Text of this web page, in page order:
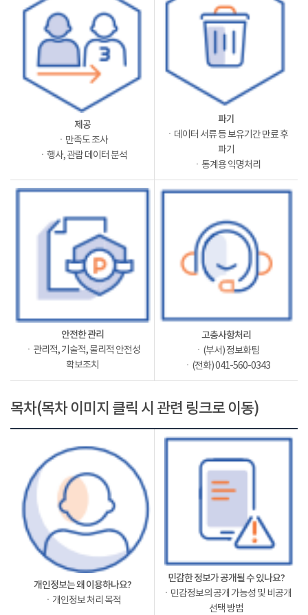
제공
ㆍ만족도 조사
ㆍ행사, 관람 데이터 분석
파기
ㆍ데이터 서류 등 보유기간 만료 후
파기
ㆍ통계용 익명처리
안전한 관리
ㆍ관리적, 기술적, 물리적 안전성
확보조치
고충사항처리
ㆍ(부서) 정보화팀
ㆍ(전화) 041-560-0343
목차(목차 이미지 클릭 시 관련 링크로 이동)
개인정보는 왜 이용하나요?
ㆍ개인정보 처리 목적
민감한 정보가 공개될 수 있나요?
ㆍ민감정보의 공개 가능성 및 비공개
선택 방법